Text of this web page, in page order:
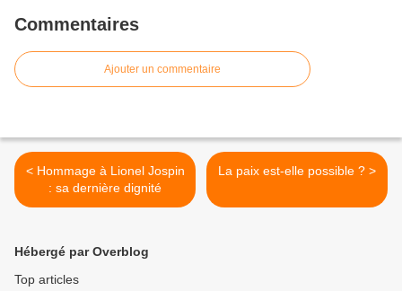
Commentaires
Ajouter un commentaire
< Hommage à Lionel Jospin
: sa dernière dignité
La paix est-elle possible ? >
Hébergé par Overblog
Top articles